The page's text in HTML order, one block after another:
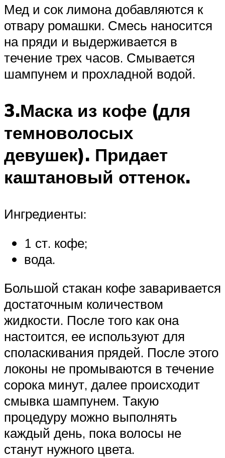
Мед и сок лимона добавляются к
отвару ромашки. Смесь наносится
на пряди и выдерживается в
течение трех часов. Смывается
шампунем и прохладной водой.
3.Маска из кофе (для
темноволосых
девушек). Придает
каштановый оттенок.
Ингредиенты:
1 ст. кофе;
вода.
Большой стакан кофе заваривается
достаточным количеством
жидкости. После того как она
настоится, ее используют для
споласкивания прядей. После этого
локоны не промываются в течение
сорока минут, далее происходит
смывка шампунем. Такую
процедуру можно выполнять
каждый день, пока волосы не
станут нужного цвета.